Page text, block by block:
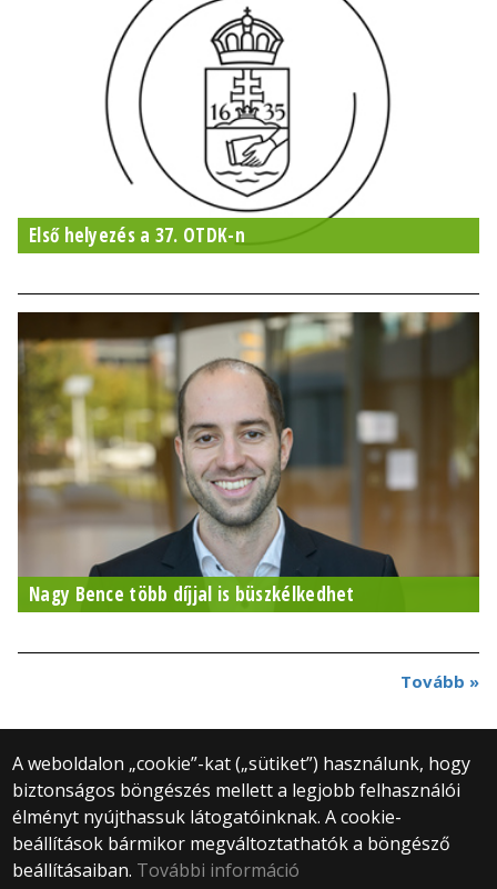
Első helyezés a 37. OTDK-n
Nagy Bence több díjjal is büszkélkedhet
Tovább »
A weboldalon „cookie”-kat („sütiket”) használunk, hogy
biztonságos böngészés mellett a legjobb felhasználói
élményt nyújthassuk látogatóinknak. A cookie-
beállítások bármikor megváltoztathatók a böngésző
beállításaiban. További információ
© 2025 Eötvös Loránd Tudományegyetem
Minden jog fenntartva.
1053 Budapest, Egyetem tér 1–3.
Központi telefonszám: +36 1 411 6500